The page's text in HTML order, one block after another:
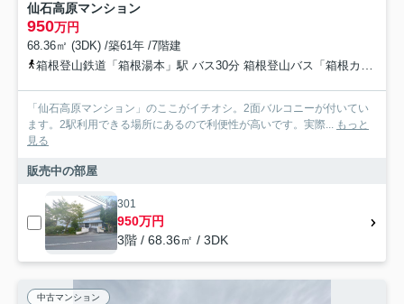
仙石高原マンション
950万円
68.36㎡ (3DK) /築61年 /7階建
箱根登山鉄道「箱根湯本」駅 バス30分 箱根登山バス「箱根カントリー入口」 停歩3分
「仙石高原マンション」のここがイチオシ。2面バルコニーが付いてい
ます。2駅利用できる場所にあるので利便性が高いです。実際... もっと
見る
販売中の部屋
301
950万円
3階 / 68.36㎡ / 3DK
中古マンション